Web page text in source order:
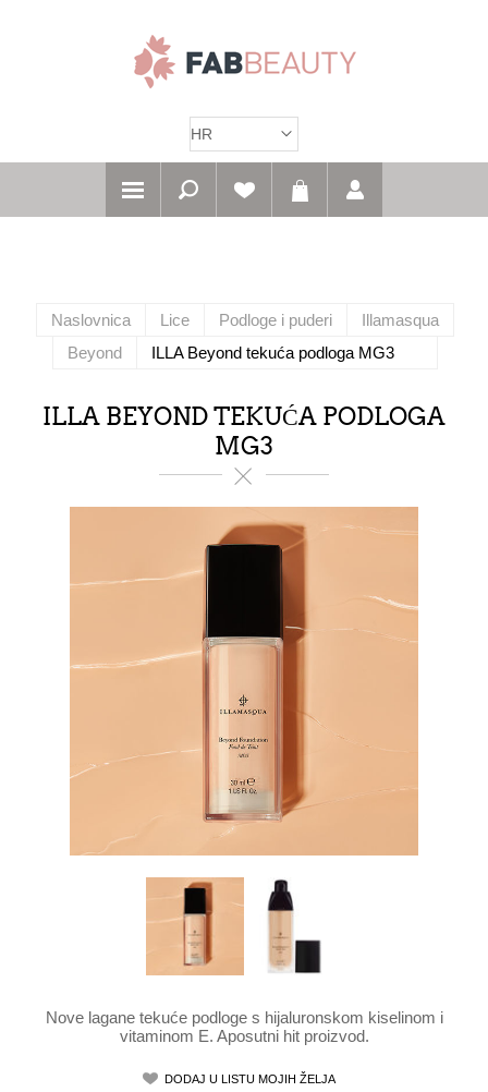
Naslovnica Lice Podloge i puderi
Illamasqua
Beyond
ILLA Beyond tekuća podloga MG3
ILLA BEYOND TEKUĆA PODLOGA
MG3
Nove lagane tekuće podloge s hijaluronskom kiselinom i
vitaminom E. Aposutni hit proizvod.